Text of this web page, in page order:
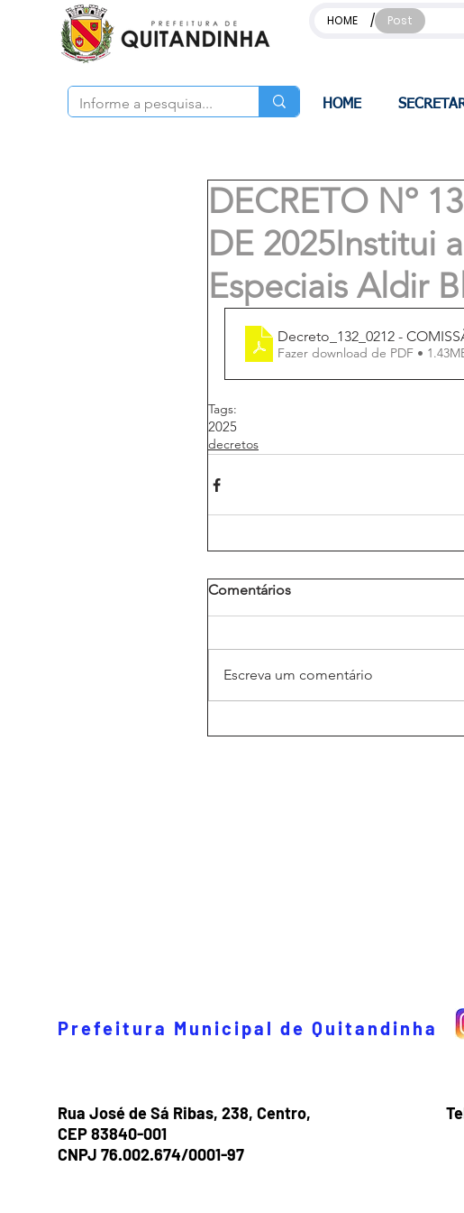
HOME / Post
HOME
DECRETO Nº
DE 2025Institui
Especiais Aldir
Fazer download de PDF •
Tags:
2025
decretos
Comentários
Escreva um comentário
Prefeitura Municipal de Quitandinha
Rua José de Sá Ribas, 238, Centro,
CEP 83840-001
CNPJ 76.002.674/0001-97